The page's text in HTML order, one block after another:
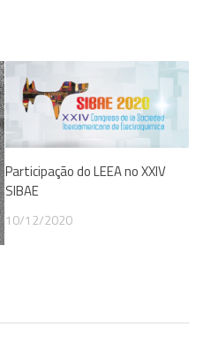
Participação do LEEA no XXIV
SIBAE
10/12/2020